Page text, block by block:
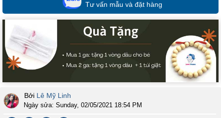
Tư vấn mẫu và đặt hàng
Bởi Lê Mỹ Linh
Ngày sửa: Sunday, 02/05/2021 18:54 PM